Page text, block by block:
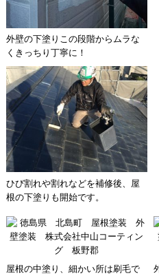
外壁の下塗りこの段階からムラな
くきっちり丁寧に！
ひび割れや割れなどを補修後、屋
根の下塗りも開始です。
屋根の中塗り、細かい所は刷毛で